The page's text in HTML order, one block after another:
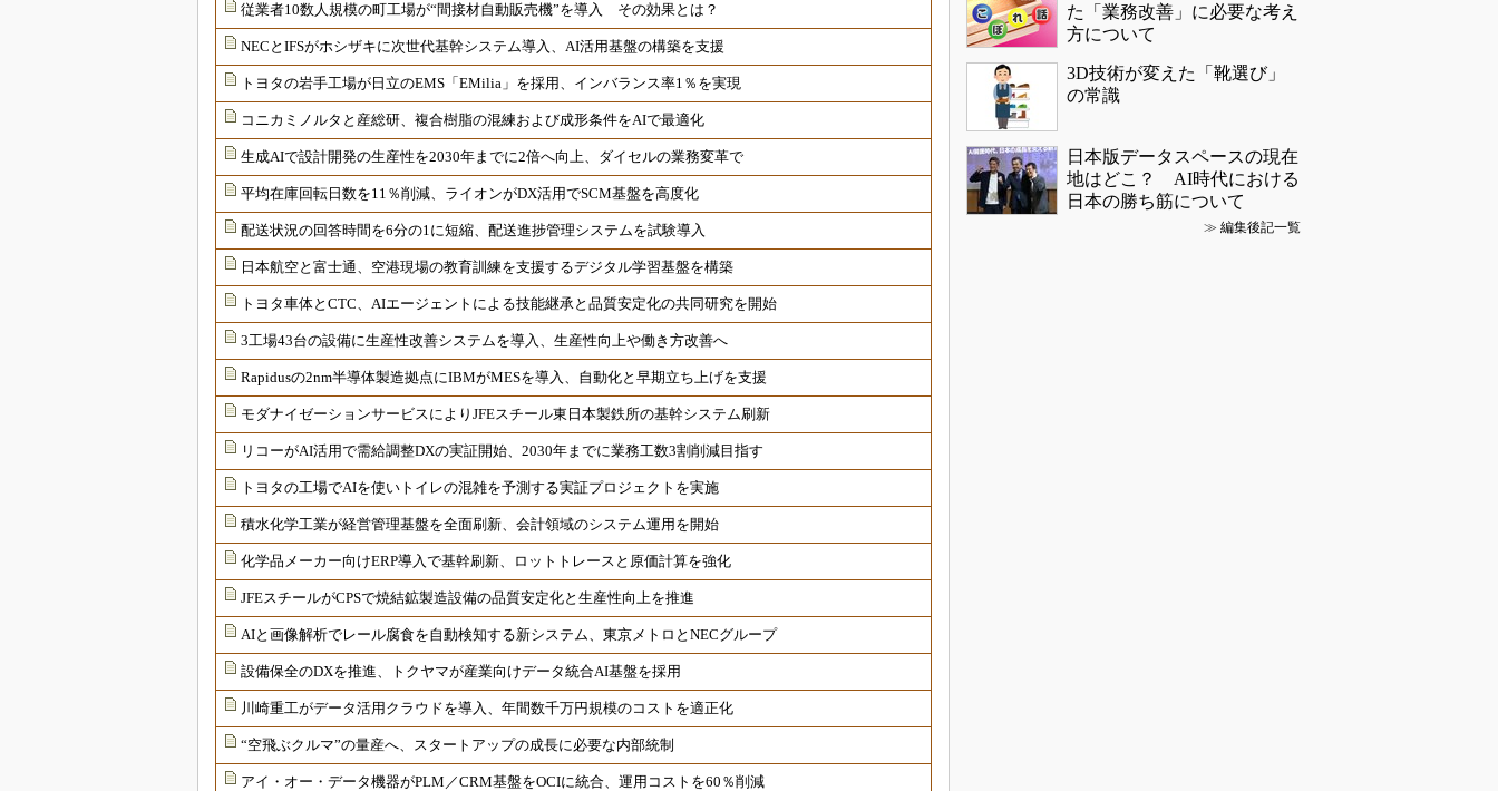
従業者10数人規模の町工場が“間接材自動販売機”を導入 その効果とは？
NECとIFSがホシザキに次世代基幹システム導入、AI活用基盤の構築を支援
トヨタの岩手工場が日立のEMS「EMilia」を採用、インバランス率1％を実現
コニカミノルタと産総研、複合樹脂の混練および成形条件をAIで最適化
生成AIで設計開発の生産性を2030年までに2倍へ向上、ダイセルの業務変革で
平均在庫回転日数を11％削減、ライオンがDX活用でSCM基盤を高度化
配送状況の回答時間を6分の1に短縮、配送進捗管理システムを試験導入
日本航空と富士通、空港現場の教育訓練を支援するデジタル学習基盤を構築
トヨタ車体とCTC、AIエージェントによる技能継承と品質安定化の共同研究を開始
3工場43台の設備に生産性改善システムを導入、生産性向上や働き方改善へ
Rapidusの2nm半導体製造拠点にIBMがMESを導入、自動化と早期立ち上げを支援
モダナイゼーションサービスによりJFEスチール東日本製鉄所の基幹システム刷新
リコーがAI活用で需給調整DXの実証開始、2030年までに業務工数3割削減目指す
トヨタの工場でAIを使いトイレの混雑を予測する実証プロジェクトを実施
積水化学工業が経営管理基盤を全面刷新、会計領域のシステム運用を開始
化学品メーカー向けERP導入で基幹刷新、ロットトレースと原価計算を強化
JFEスチールがCPSで焼結鉱製造設備の品質安定化と生産性向上を推進
AIと画像解析でレール腐食を自動検知する新システム、東京メトロとNECグループ
設備保全のDXを推進、トクヤマが産業向けデータ統合AI基盤を採用
川崎重工がデータ活用クラウドを導入、年間数千万円規模のコストを適正化
“空飛ぶクルマ”の量産へ、スタートアップの成長に必要な内部統制
アイ・オー・データ機器がPLM／CRM基盤をOCIに統合、運用コストを60％削減
た「業務改善」に必要な考え
方について
3D技術が変えた「靴選び」
の常識
日本版データスペースの現在
地はどこ？ AI時代における
日本の勝ち筋について
≫ 編集後記一覧